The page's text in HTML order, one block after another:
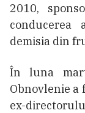
2010,
conducerea
demisia din
În luna
Obnovlenie a
ex-